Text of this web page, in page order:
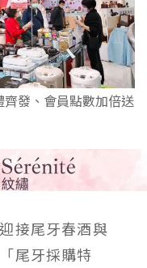
發、會員點數加倍送
接尾牙春酒與
尾牙採購特